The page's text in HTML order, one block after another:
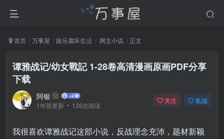
首页 万事屋 娱乐腐坏生活 网文小说 正文
谭雅战记/幼女戰記 1-28卷高清漫画原画PDF分享
下载
阿银
1年前更新 126次阅读
关注 私信
我很喜欢谭雅战记这部小说，反战理念充沛，题材新颖